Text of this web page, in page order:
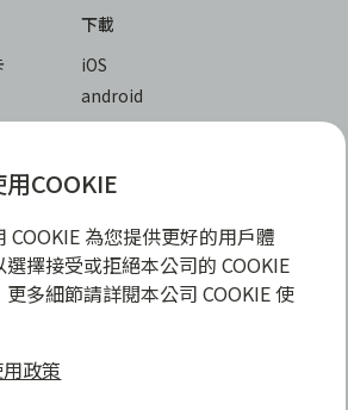
下載
iOS
android
理性理財最安心
融沒有代辦公司及代辦業務，也未與代辦
提供實體銀行提款卡或實體信用卡，請提
評估財務狀況，理性理財最安心。總費用年
限公司 Chailease Consumer Finance
COOKIE
COOKIE 為您提供更好的用戶體
擇接受或拒絕本公司的 COOKIE
多細節請詳閱本公司 COOKIE 使
政策